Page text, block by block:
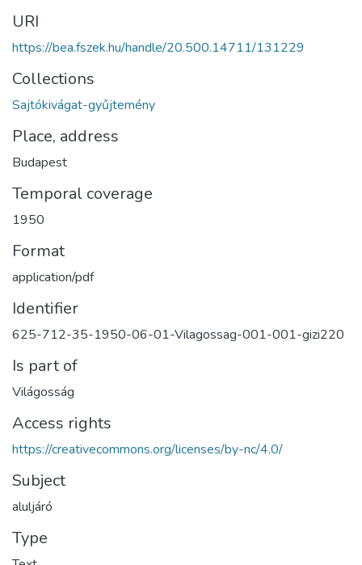
URI
https://bea.fszek.hu/handle/20.500.14711/131229
Collections
Sajtókivágat-gyűjtemény
Place, address
Budapest
Temporal coverage
1950
Format
application/pdf
Identifier
625-712-35-1950-06-01-Vilagossag-001-001-gizi220
Is part of
Világosság
Access rights
https://creativecommons.org/licenses/by-nc/4.0/
Subject
aluljáró
Type